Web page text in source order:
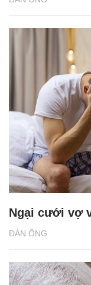
ĐÀN ÔNG
Ngại cưới vợ